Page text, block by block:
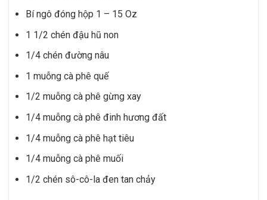
Bí ngô đóng hộp 1 – 15 Oz
1 1/2 chén đậu hũ non
1/4 chén đường nâu
1 muỗng cà phê quế
1/2 muỗng cà phê gừng xay
1/4 muỗng cà phê đinh hương đất
1/4 muỗng cà phê hạt tiêu
1/4 muỗng cà phê muối
1/2 chén sô-cô-la đen tan chảy